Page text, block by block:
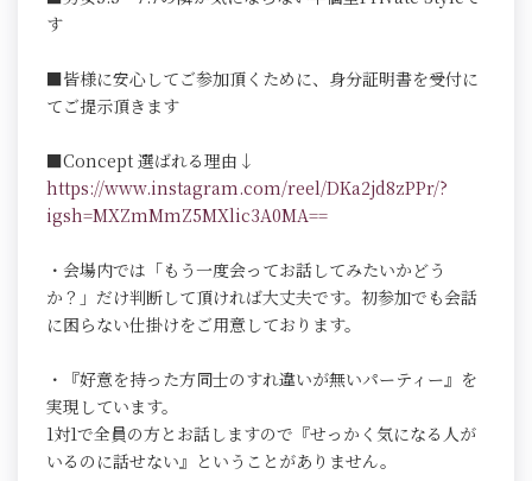
す
■皆様に安心してご参加頂くために、身分証明書を受付に
てご提示頂きます
■Concept 選ばれる理由↓
https://www.instagram.com/reel/DKa2jd8zPPr/?
igsh=MXZmMmZ5MXlic3A0MA==
・会場内では「もう一度会ってお話してみたいかどう
か？」だけ判断して頂ければ大丈夫です。初参加でも会話
に困らない仕掛けをご用意しております。
・『好意を持った方同士のすれ違いが無いパーティー』を
実現しています。
1対1で全員の方とお話しますので『せっかく気になる人が
いるのに話せない』ということがありません。